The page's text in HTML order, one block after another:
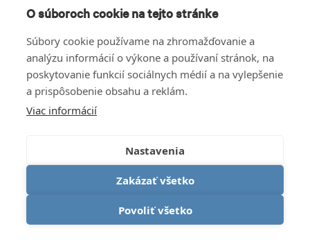
O súboroch cookie na tejto stránke
Súbory cookie používame na zhromažďovanie a
analýzu informácií o výkone a používaní stránok, na
poskytovanie funkcií sociálnych médií a na vylepšenie
a prispôsobenie obsahu a reklám.
Viac informácií
Nastavenia
Zakázať všetko
Povoliť všetko